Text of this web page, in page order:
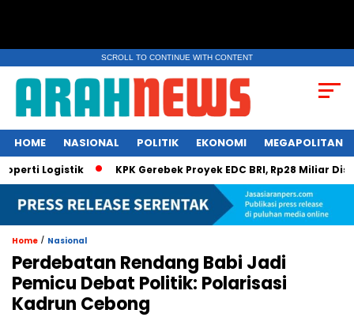
SCROLL TO CONTINUE WITH CONTENT
HOME NASIONAL POLITIK EKONOMI MEGAPOLITAN
Logistik KPK Gerebek Proyek EDC BRI, Rp28 Miliar
Home / Nasional
Perdebatan Rendang Babi Jadi
Pemicu Debat Politik: Polarisasi
Kadrun Cebong